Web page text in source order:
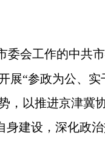
委会工作的中共
展“参政为公、实
，以推进京津冀
身建设，深化政